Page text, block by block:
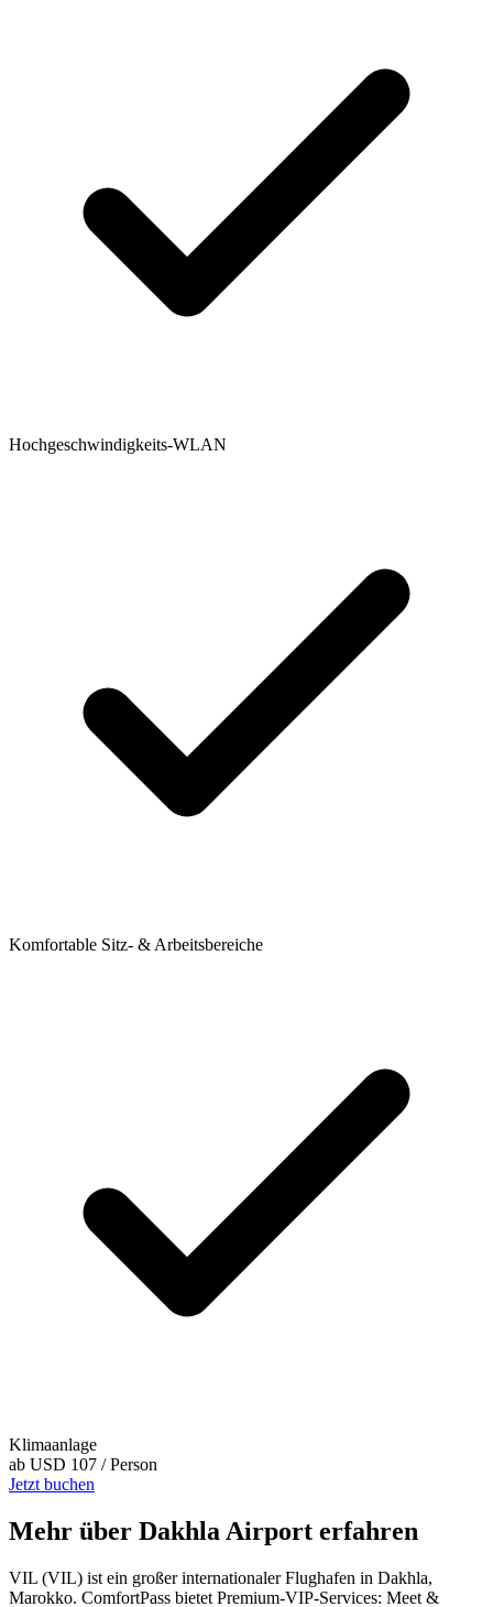
Hochgeschwindigkeits-WLAN
Komfortable Sitz- & Arbeitsbereiche
Klimaanlage
ab USD 107 / Person
Jetzt buchen
Mehr über Dakhla Airport erfahren
VIL (VIL) ist ein großer internationaler Flughafen in Dakhla,
Marokko. ComfortPass bietet Premium-VIP-Services: Meet &